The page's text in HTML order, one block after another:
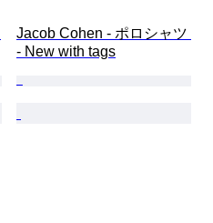
Jacob Cohen - ポロシャツ
- New with tags